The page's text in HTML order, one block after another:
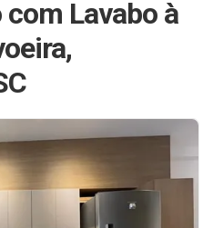
Lavabo à